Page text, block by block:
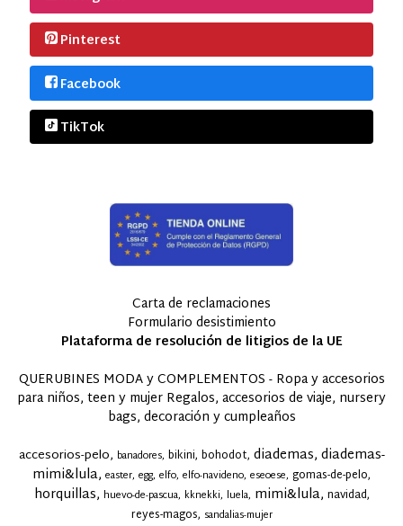
Pinterest
Facebook
TikTok
Carta de reclamaciones
Formulario desistimiento
Plataforma de resolución de litigios de la UE
QUERUBINES MODA y COMPLEMENTOS - Ropa y accesorios
para niños, teen y mujer Regalos, accesorios de viaje, nursery
bags, decoración y cumpleaños
accesorios-pelo banadores bikini bohodot diademas diademas-
mimi&lula easter egg elfo elfo-navideno eseoese gomas-de-pelo
horquillas huevo-de-pascua kknekki luela mimi&lula navidad
reyes-magos sandalias-mujer